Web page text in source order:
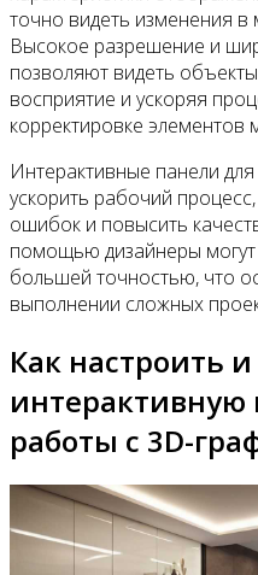
точно видеть изменения
Высокое разрешение и
позволяют видеть
восприятие и ускоряя
корректировке элементов
Интерактивные панели
ускорить рабочий
ошибок и повысить
помощью дизайнеры
большей точностью, что
выполнении сложных
Как настроить
интерактивную
работы с 3D-